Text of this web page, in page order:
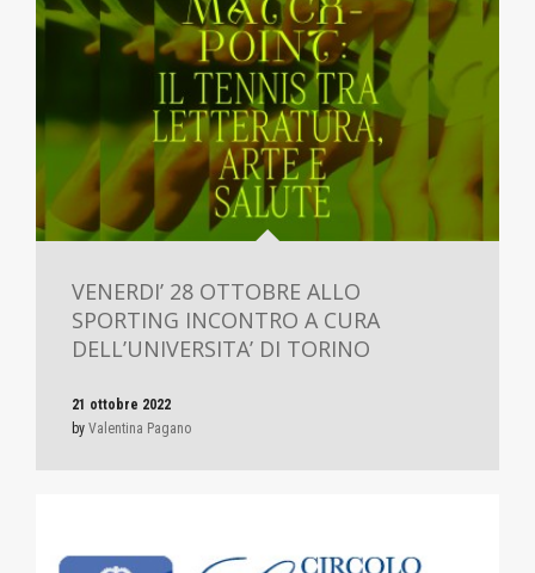
VENERDI’ 28 OTTOBRE ALLO
SPORTING INCONTRO A CURA
DELL’UNIVERSITA’ DI TORINO
21 ottobre 2022
by Valentina Pagano